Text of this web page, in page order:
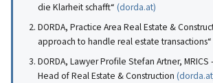
die Klarheit schafft“ (dorda.at)
DORDA, Practice Area Real Estate &
approach to handle real estate transactions“
DORDA, Lawyer Profile Stefan Artner, MRICS
Head of Real Estate & Construction (dorda.at